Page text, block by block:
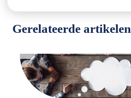
Gerelateerde artikelen